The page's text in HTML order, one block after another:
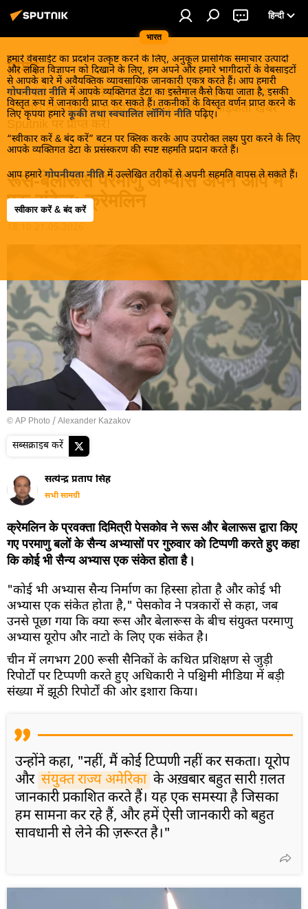
भारत
हिन्दी
हमारे वेबसाईट का प्रदर्शन उत्कृष्ट करने के लिए, अनुकूल प्रासंगिक समाचार उत्पादों
और लक्षित विज्ञापन को दिखाने के लिए, हम अपने और हमारे भागीदारों के वेबसाइटों
से आपके बारे में अवैयक्तिक व्यावसायिक जानकारी एकत्र करते हैं। आप हमारी
गोपनीयता नीति में आपके व्यक्तिगत डेटा का इस्तेमाल कैसे किया जाता है, इसकी
विस्तृत रूप में जानकारी प्राप्त कर सकते हैं। तकनीकों के विस्तृत वर्णन प्राप्त करने के
लिए कृपया हमारे कूकी तथा स्वचालित लॉगिंग नीति पढ़िए।
“स्वीकार करें & बंद करें” बटन पर क्लिक करके आप उपरोक्त लक्ष्य पुरा करने के लिए
आपके व्यक्तिगत डेटा के प्रसंस्करण की स्पष्ट सहमति प्रदान करते हैं।
आप हमारे गोपनीयता नीति में उल्लेखित तरीकों से अपनी सहमति वापस ले सकते हैं।
स्वीकार करें & बंद करें
विश्व
खबरें ठंडे होने से पहले इन्हें पढ़िए, जानिए और इनका आनंद
लीजिए। देश और विदेश की गरमा गरम तड़कती फड़कती खबरें
Sputnik पर प्राप्त करें!
रूस-बेलारूस परमाणु अभ्यास अपने आप में
एक संकेत: क्रेमलिन
© AP Photo / Alexander Kazakov
सब्सक्राइब करें
सत्येन्द्र प्रताप सिंह
सभी सामग्री
क्रेमलिन के प्रवक्ता दिमित्री पेसकोव ने रूस और बेलारूस द्वारा किए
गए परमाणु बलों के सैन्य अभ्यासों पर गुरुवार को टिप्पणी करते हुए कहा
कि कोई भी सैन्य अभ्यास एक संकेत होता है।
"कोई भी अभ्यास सैन्य निर्माण का हिस्सा होता है और कोई भी
अभ्यास एक संकेत होता है," पेसकोव ने पत्रकारों से कहा, जब
उनसे पूछा गया कि क्या रूस और बेलारूस के बीच संयुक्त परमाणु
अभ्यास यूरोप और नाटो के लिए एक संकेत है।
चीन में लगभग 200 रूसी सैनिकों के कथित प्रशिक्षण से जुड़ी
रिपोर्टों पर टिप्पणी करते हुए अधिकारी ने पश्चिमी मीडिया में बड़ी
संख्या में झूठी रिपोर्टों की ओर इशारा किया।
उन्होंने कहा, "नहीं, मैं कोई टिप्पणी नहीं कर सकता। यूरोप
और संयुक्त राज्य अमेरिका के अख़बार बहुत सारी ग़लत
जानकारी प्रकाशित करते हैं। यह एक समस्या है जिसका
हम सामना कर रहे हैं, और हमें ऐसी जानकारी को बहुत
सावधानी से लेने की ज़रूरत है।"